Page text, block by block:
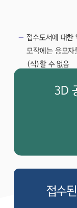
접수도서에 대한
모작에는 응모자
(식)할 수 없음
관련하여 이의
져 이를 공지할
질의사항은 홈페
3D
접수